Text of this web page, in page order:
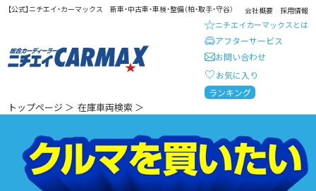
【公式】ニチエイ・カーマックス 新車・中古車・車検・整備（柏・取手・守谷） 会社概要 採用情報
総合カーディーラー ニチエイ・
ニチエイカーマックスとは
アフターサービス
お問い合わせ
お気に入り
ランキング
トップページ ＞ 在庫車両検索 ＞